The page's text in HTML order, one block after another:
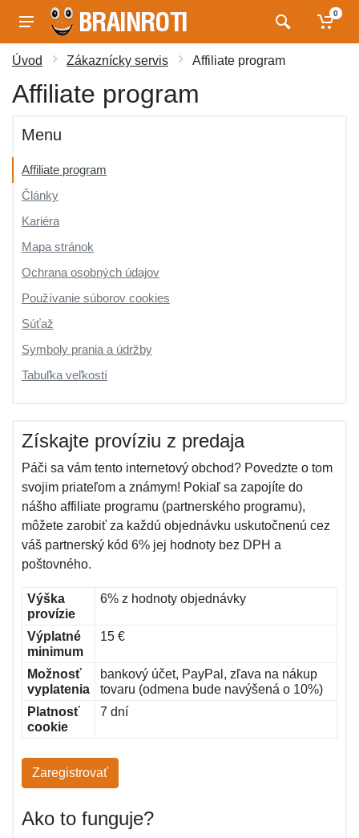
0
Úvod Zákaznícky servis Affiliate program
Affiliate program
Menu
Affiliate program
Články
Kariéra
Mapa stránok
Ochrana osobných údajov
Používanie súborov cookies
Súťaž
Symboly prania a údržby
Tabuľka veľkostí
Získajte províziu z predaja
Páči sa vám tento internetový obchod? Povedzte o tom
svojim priateľom a známym! Pokiaľ sa zapojíte do
nášho affiliate programu (partnerského programu),
môžete zarobiť za každú objednávku uskutočnenú cez
váš partnerský kód 6% jej hodnoty bez DPH a
poštovného.
Výška
provízie
6% z hodnoty objednávky
Výplatné
minimum
15 €
Možnosť
vyplatenia
bankový účet, PayPal, zľava na nákup
tovaru (odmena bude navýšená o 10%)
Platnosť
cookie
7 dní
Zaregistrovať
Ako to funguje?